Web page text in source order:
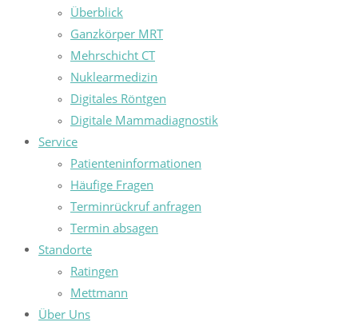
Überblick
Ganzkörper MRT
Mehrschicht CT
Nuklearmedizin
Digitales Röntgen
Digitale Mammadiagnostik
Service
Patienteninformationen
Häufige Fragen
Terminrückruf anfragen
Termin absagen
Standorte
Ratingen
Mettmann
Über Uns